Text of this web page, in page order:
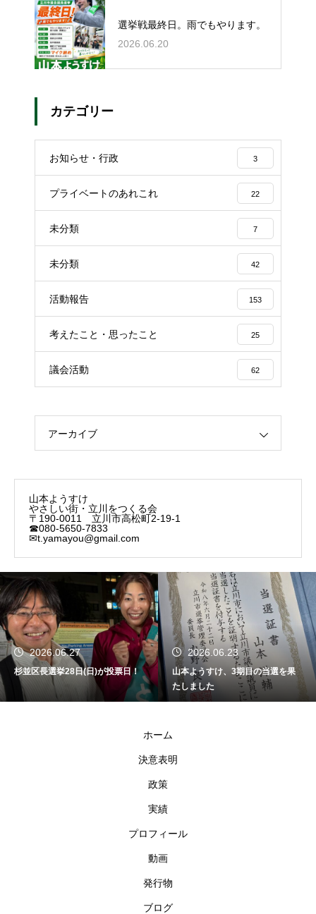
選挙戦最終日。雨でもやります。
2026.06.20
カテゴリー
お知らせ・行政 3
プライベートのあれこれ 22
未分類 7
未分類 42
活動報告 153
考えたこと・思ったこと 25
議会活動 62
アーカイブ
山本ようすけ
やさしい街・立川をつくる会
〒190-0011 立川市高松町2-19-1
☎080-5650-7833
✉t.yamayou@gmail.com
2026.06.27
杉並区長選挙28日(日)が投票日！
2026.06.23
山本ようすけ、3期目の当選を果
たしました
ホーム
決意表明
政策
実績
プロフィール
動画
発行物
ブログ